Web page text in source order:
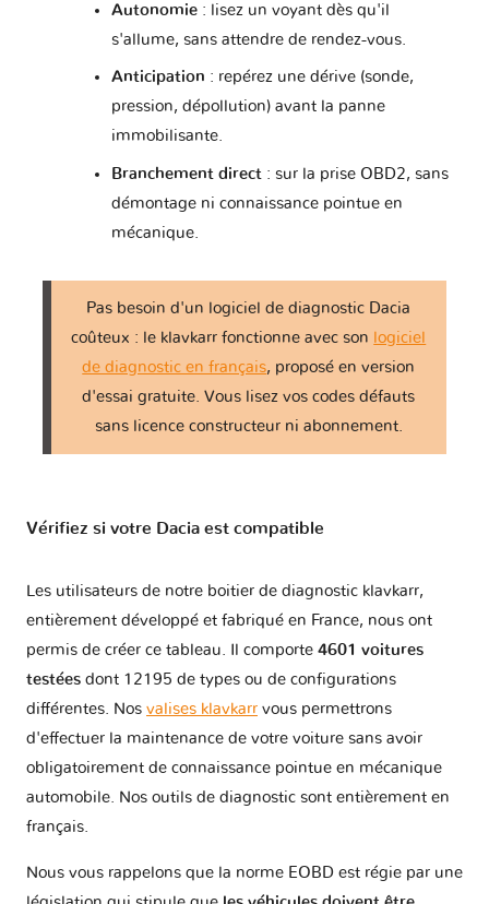
Autonomie: lisez un voyant dès qu'il
s'allume, sans attendre de rendez-vous.
Anticipation : repérez une dérive (sonde,
pression, dépollution) avant la panne
immobilisante.
Branchement direct : sur la prise OBD2, sans
démontage ni connaissance pointue en
mécanique.
Pas besoin d'un logiciel de diagnostic Dacia
coûteux : le klavkarr fonctionne avec son logiciel
de diagnostic en français, proposé en version
d'essai gratuite. Vous lisez vos codes défauts
sans licence constructeur ni abonnement.
Vérifiez si votre Dacia est compatible
Les utilisateurs de notre boitier de diagnostic klavkarr,
entièrement développé et fabriqué en France, nous ont
permis de créer ce tableau. Il comporte 4601 voitures
testées dont 12195 de types ou de configurations
différentes. Nos valises klavkarr vous permettrons
d'effectuer la maintenance de votre voiture sans avoir
obligatoirement de connaissance pointue en mécanique
automobile. Nos outils de diagnostic sont entièrement en
français.
Nous vous rappelons que la norme EOBD est régie par une